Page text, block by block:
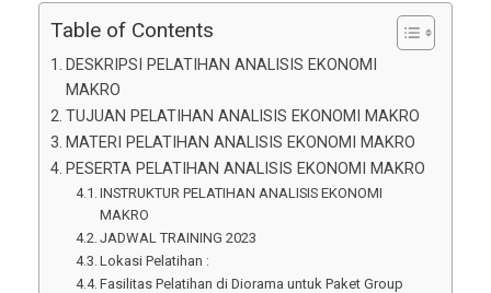
Table of Contents
DESKRIPSI PELATIHAN ANALISIS EKONOMI
MAKRO
TUJUAN PELATIHAN ANALISIS EKONOMI MAKRO
MATERI PELATIHAN ANALISIS EKONOMI MAKRO
PESERTA PELATIHAN ANALISIS EKONOMI MAKRO
INSTRUKTUR PELATIHAN ANALISIS EKONOMI
MAKRO
JADWAL TRAINING 2023
Lokasi Pelatihan :
Fasilitas Pelatihan di Diorama untuk Paket Group